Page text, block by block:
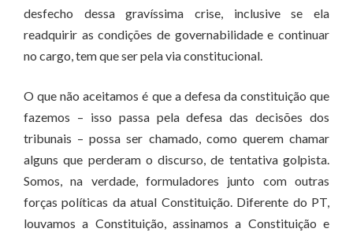
desfecho dessa gravíssima crise, inclusive se ela
readquirir as condições de governabilidade e continuar
no cargo, tem que ser pela via constitucional.
O que não aceitamos é que a defesa da constituição que
fazemos – isso passa pela defesa das decisões dos
tribunais – possa ser chamado, como querem chamar
alguns que perderam o discurso, de tentativa golpista.
Somos, na verdade, formuladores junto com outras
forças políticas da atual Constituição. Diferente do PT,
louvamos a Constituição, assinamos a Constituição e